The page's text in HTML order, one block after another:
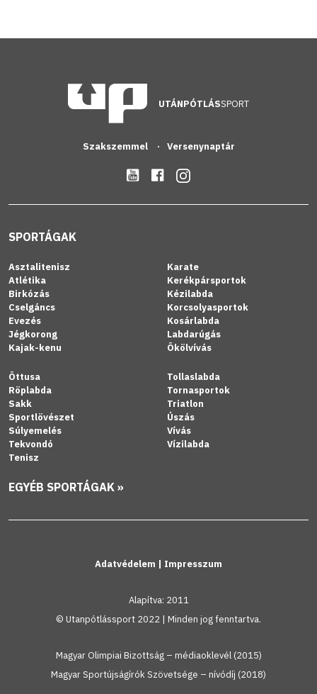
UTÁNPÓTLÁSSPORT
Szakszemmel Versenynaptár
SPORTÁGAK
Asztalitenisz
Atlétika
Birkózás
Cselgáncs
Evezés
Jégkorong
Kajak-kenu
Karate
Kerékpársportok
Kézilabda
Korcsolyasportok
Kosárlabda
Labdarúgás
Ökölvívás
Öttusa
Röplabda
Sakk
Sportlövészet
Súlyemelés
Tekvondó
Tenisz
Tollaslabda
Tornasportok
Triatlon
Úszás
Vívás
Vízilabda
EGYÉB SPORTÁGAK »
Adatvédelem | Impresszum
Alapítva: 2011
© Utanpótlássport 2022 | Minden jog fenntartva.
Magyar Olimpiai Bizottság – médiaoklevél (2015)
Magyar Sportújságírók Szövetsége – nívódíj (2018)